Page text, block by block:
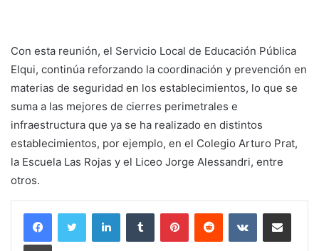
Con esta reunión, el Servicio Local de Educación Pública
Elqui, continúa reforzando la coordinación y prevención en
materias de seguridad en los establecimientos, lo que se
suma a las mejores de cierres perimetrales e
infraestructura que ya se ha realizado en distintos
establecimientos, por ejemplo, en el Colegio Arturo Prat,
la Escuela Las Rojas y el Liceo Jorge Alessandri, entre
otros.
LinkedInTumblr PinterestReddit VKontakteCompartir por
Imprimir